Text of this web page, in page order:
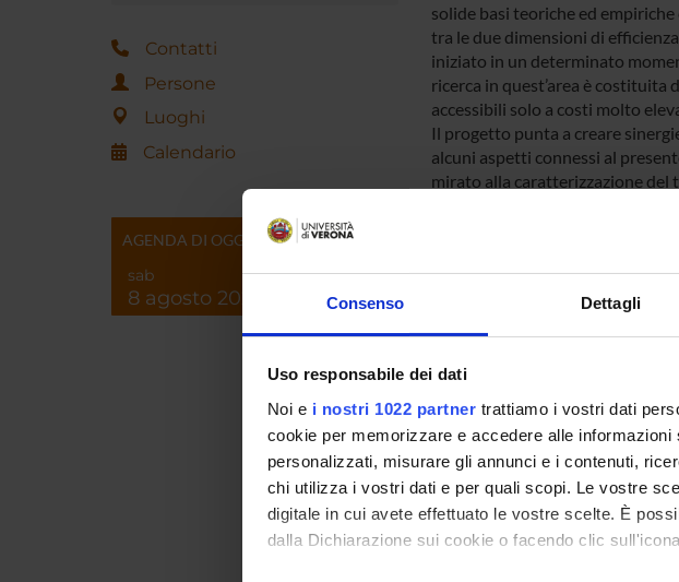
Consenso Dettagli
Uso responsabile dei dati
Noi e i nostri 1022 partner trattiamo i vostri dati
cookie per memorizzare e accedere alle
personalizzati, misurare gli annunci e i contenuti,
chi utilizza i vostri dati e per quali scopi. Le vostre
digitale in cui avete effettuato le vostre scelte. È
dalla Dichiarazione sui cookie o facendo clic
Contatti
Persone
Luoghi
Calendario
AGENDA DI OGGI
sab
8 agosto 2026
solide basi teoriche ed
tra le due dimensioni di
iniziato in un determinato
ricerca in quest’area è
accessibili solo a costi molto
Il progetto punta a creare
alcuni aspetti connessi al
mirato alla caratterizzazione del
dell’ipotesi avanzata da alcuni
sfruttando gli spill-over degli
all’attività di R&S, con
PARTECIPANTI AL PROGETTO
Barbara Bonvento